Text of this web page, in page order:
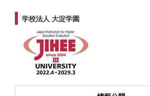
学校法人 大淀学園